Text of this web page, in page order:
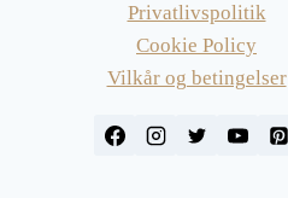
Privatlivspolitik
Cookie Policy
Vilkår og betingelser